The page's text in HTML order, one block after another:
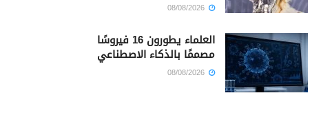
العلماء يطورون 16 فيروسًا
مصممًا بالذكاء الاصطناعي